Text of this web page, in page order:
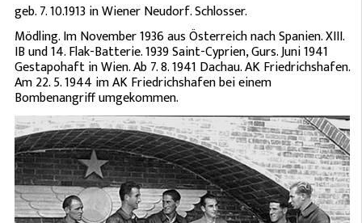
geb. 7. 10.1913 in Wiener Neudorf. Schlosser.
Mödling. Im November 1936 aus Österreich nach Spanien. XIII.
IB und 14. Flak-Batterie. 1939 Saint-Cyprien, Gurs. Juni 1941
Gestapohaft in Wien. Ab 7. 8. 1941 Dachau. AK Friedrichshafen.
Am 22. 5. 1944 im AK Friedrichshafen bei einem
Bombenangriff umgekommen.